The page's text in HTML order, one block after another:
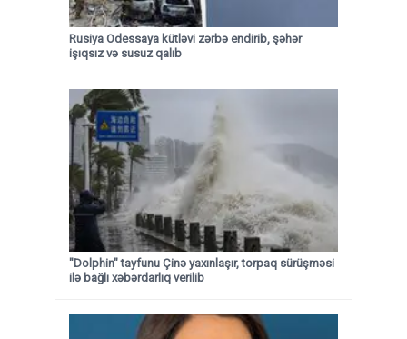
Rusiya Odessaya kütləvi zərbə endirib, şəhər
işıqsız və susuz qalıb
"Dolphin" tayfunu Çinə yaxınlaşır, torpaq sürüşməsi
ilə bağlı xəbərdarlıq verilib